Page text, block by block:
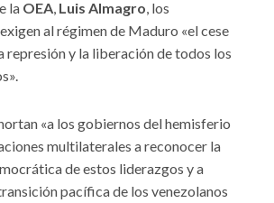
la OEA, Luis Almagro, los
al régimen de Maduro «el cese
represión y la liberación de todos los
«a los gobiernos del hemisferio
multilaterales a reconocer la
de estos liderazgos y a
pacífica de los venezolanos